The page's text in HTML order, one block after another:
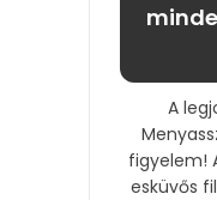
A
figyelem!
esküvős